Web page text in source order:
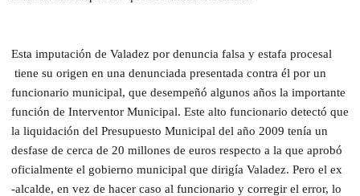
Esta imputación de Valadez por denuncia falsa y estafa procesal
tiene su origen en una denunciada presentada contra él por un
funcionario municipal, que desempeñó algunos años la importante
función de Interventor Municipal. Este alto funcionario detectó que
la liquidación del Presupuesto Municipal del año 2009 tenía un
desfase de cerca de 20 millones de euros respecto a la que aprobó
oficialmente el gobierno municipal que dirigía Valadez. Pero el ex
-alcalde, en vez de hacer caso al funcionario y corregir el error, lo